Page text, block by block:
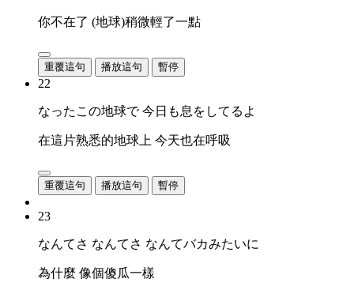
你不在了 (地球)稍微輕了一點
重覆這句 播放這句 暫停
22
なったこの地球で 今日も息をしてるよ
在這片熟悉的地球上 今天也在呼吸
重覆這句 播放這句 暫停
23
なんてさ なんてさ なんてバカみたいに
為什麼 像個傻瓜一樣